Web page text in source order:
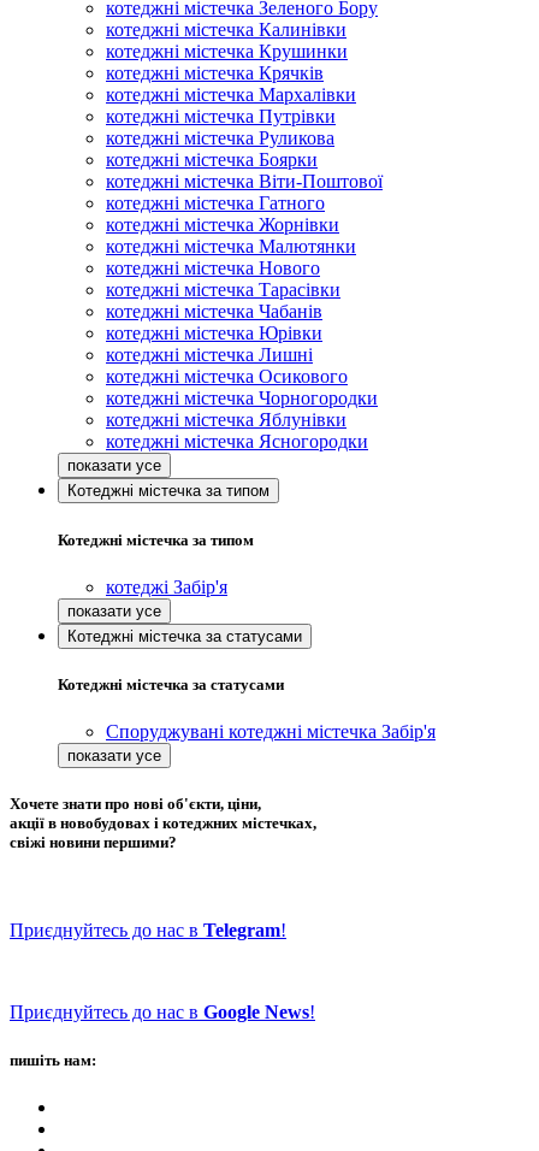
котеджні містечка Зеленого Бору
котеджні містечка Калинівки
котеджні містечка Крушинки
котеджні містечка Крячків
котеджні містечка Мархалівки
котеджні містечка Путрівки
котеджні містечка Руликова
котеджні містечка Боярки
котеджні містечка Віти-Поштової
котеджні містечка Гатного
котеджні містечка Жорнівки
котеджні містечка Малютянки
котеджні містечка Нового
котеджні містечка Тарасівки
котеджні містечка Чабанів
котеджні містечка Юрівки
котеджні містечка Лишні
котеджні містечка Осикового
котеджні містечка Чорногородки
котеджні містечка Яблунівки
котеджні містечка Ясногородки
Котеджні містечка за типом
Котеджні містечка за типом
котеджі Забір'я
Котеджні містечка за статусами
Котеджні містечка за статусами
Споруджувані котеджні містечка Забір'я
Хочете знати про нові об'єкти, ціни,
акції в новобудовах і котеджних містечках,
свіжі новини першими?
Приєднуйтесь до нас в Telegram!
Приєднуйтесь до нас в Google News!
пишіть нам: